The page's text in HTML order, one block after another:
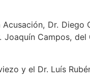
Dr. Diego
Campos,
y el Dr. Luís